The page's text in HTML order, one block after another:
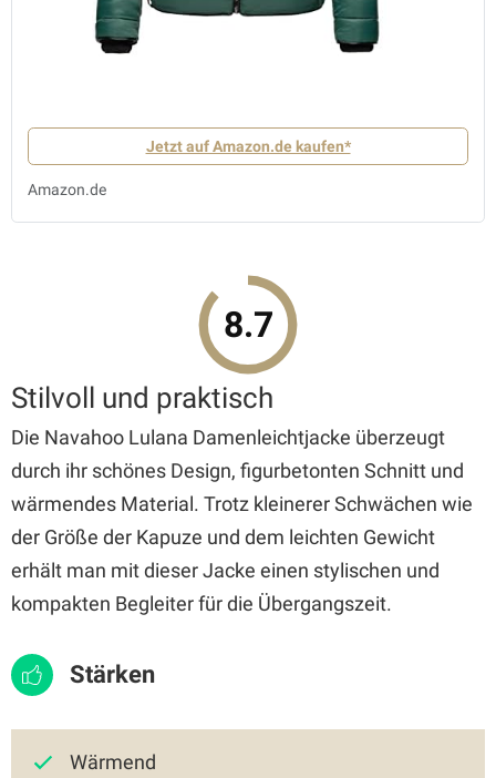
Jetzt auf Amazon.de kaufen*
Amazon.de
8.7
Stilvoll und praktisch
Die Navahoo Lulana Damenleichtjacke überzeugt
durch ihr schönes Design, figurbetonten Schnitt und
wärmendes Material. Trotz kleinerer Schwächen wie
der Größe der Kapuze und dem leichten Gewicht
erhält man mit dieser Jacke einen stylischen und
kompakten Begleiter für die Übergangszeit.
Stärken
Wärmend